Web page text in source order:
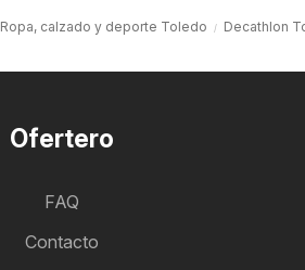
Ropa, calzado y deporte Toledo Decathlon
Ofertero
FAQ
Contacto